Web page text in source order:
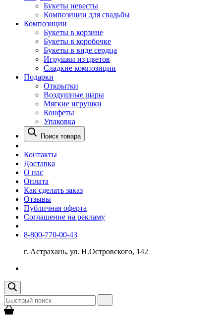
Букеты невесты
Композиции для свадьбы
Композиции
Букеты в корзине
Букеты в коробочке
Букеты в виде сердца
Игрушки из цветов
Сладкие композиции
Подарки
Открытки
Воздушные шары
Мягкие игрушки
Конфеты
Упаковка
Поиск товара
Контакты
Доставка
О нас
Оплата
Как сделать заказ
Отзывы
Публичная оферта
Соглашение на рекламу
8-800-770-00-43
г. Астрахань, ул. Н.Островского, 142